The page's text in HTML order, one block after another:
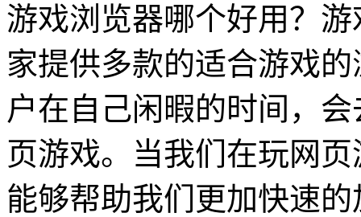
游戏浏览器哪个好用？
家提供多款的适合游戏
户在自己闲暇的时间，
页游戏。当我们在玩网
能够帮助我们更加快速